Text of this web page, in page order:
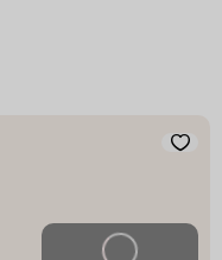
Solliciteer